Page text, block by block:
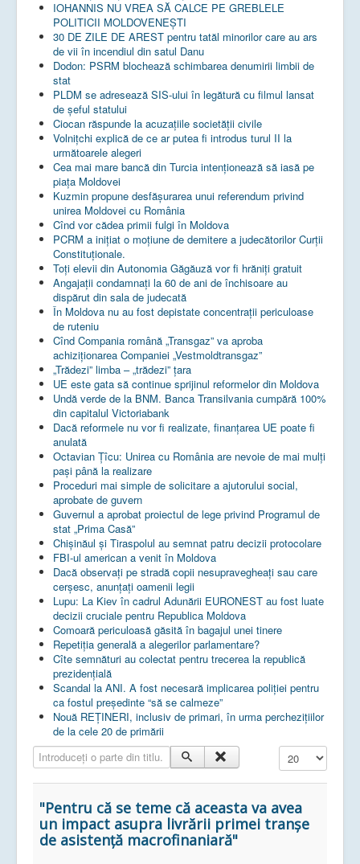
IOHANNIS NU VREA SĂ CALCE PE GREBLELE
POLITICII MOLDOVENEȘTI
30 DE ZILE DE AREST pentru tatăl minorilor care au ars
de vii în incendiul din satul Danu
Dodon: PSRM blochează schimbarea denumirii limbii de
stat
PLDM se adresează SIS-ului în legătură cu filmul lansat
de șeful statului
Ciocan răspunde la acuzațiile societății civile
Volnițchi explică de ce ar putea fi introdus turul II la
următoarele alegeri
Cea mai mare bancă din Turcia intenționează să iasă pe
piața Moldovei
Kuzmin propune desfășurarea unui referendum privind
unirea Moldovei cu România
Cînd vor cădea primii fulgi în Moldova
PCRM a iniţiat o moţiune de demitere a judecătorilor Curţii
Constituţionale.
Toţi elevii din Autonomia Găgăuză vor fi hrăniţi gratuit
Angajații condamnați la 60 de ani de închisoare au
dispărut din sala de judecată
În Moldova nu au fost depistate concentrații periculoase
de ruteniu
Cînd Compania română „Transgaz” va aproba
achiziționarea Companiei „Vestmoldtransgaz”
„Trădezi” limba – „trădezi” țara
UE este gata să continue sprijinul reformelor din Moldova
Undă verde de la BNM. Banca Transilvania cumpără 100%
din capitalul Victoriabank
Dacă reformele nu vor fi realizate, finanţarea UE poate fi
anulată
Octavian Țîcu: Unirea cu România are nevoie de mai mulți
pași până la realizare
Proceduri mai simple de solicitare a ajutorului social,
aprobate de guvern
Guvernul a aprobat proiectul de lege privind Programul de
stat „Prima Casă”
Chișinăul și Tiraspolul au semnat patru decizii protocolare
FBI-ul american a venit în Moldova
Dacă observați pe stradă copii nesupravegheați sau care
cerșesc, anunțați oamenii legii
Lupu: La Kiev în cadrul Adunării EURONEST au fost luate
decizii cruciale pentru Republica Moldova
Comoară periculoasă găsită în bagajul unei tinere
Repetiția generală a alegerilor parlamentare?
Cîte semnături au colectat pentru trecerea la republică
prezidențială
Scandal la ANI. A fost necesară implicarea poliției pentru
ca fostul președinte “să se calmeze”
Nouă REȚINERI, inclusiv de primari, în urma perchezițiilor
de la cele 20 de primării
Introduceți o parte din titlu.
Afișare #
"Pentru că se teme că aceasta va avea
un impact asupra livrării primei tranșe
de asistență macrofinaniară"